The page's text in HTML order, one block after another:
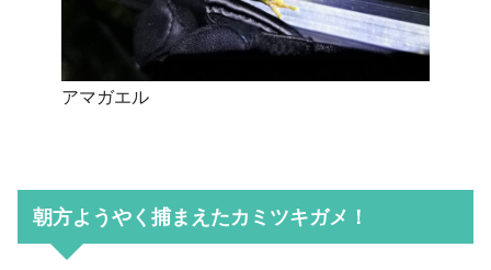
アマガエル
朝方ようやく捕まえたカミツキガメ！